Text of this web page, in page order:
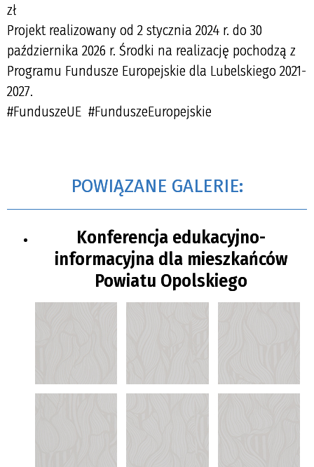
zł
Projekt realizowany od 2 stycznia 2024 r. do 30
października 2026 r. Środki na realizację pochodzą z
Programu Fundusze Europejskie dla Lubelskiego 2021-
2027.
#FunduszeUE #FunduszeEuropejskie
POWIĄZANE GALERIE:
Konferencja edukacyjno-
informacyjna dla mieszkańców
Powiatu Opolskiego